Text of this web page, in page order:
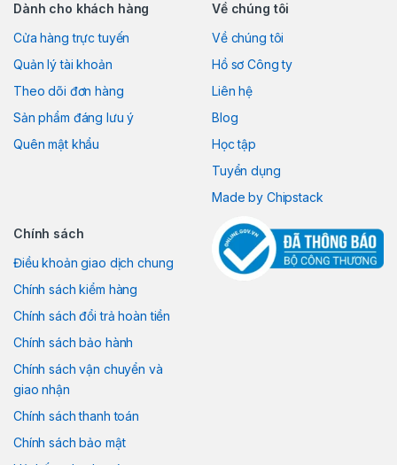
Dành cho khách hàng
Cửa hàng trực tuyến
Quản lý tài khoản
Theo dõi đơn hàng
Sản phẩm đáng lưu ý
Quên mật khẩu
Về chúng tôi
Về chúng tôi
Hồ sơ Công ty
Liên hệ
Blog
Học tập
Tuyển dụng
Made by Chipstack
Chính sách
Điều khoản giao dịch chung
Chính sách kiểm hàng
Chính sách đổi trả hoàn tiền
Chính sách bảo hành
Chính sách vận chuyển và
giao nhận
Chính sách thanh toán
Chính sách bảo mật